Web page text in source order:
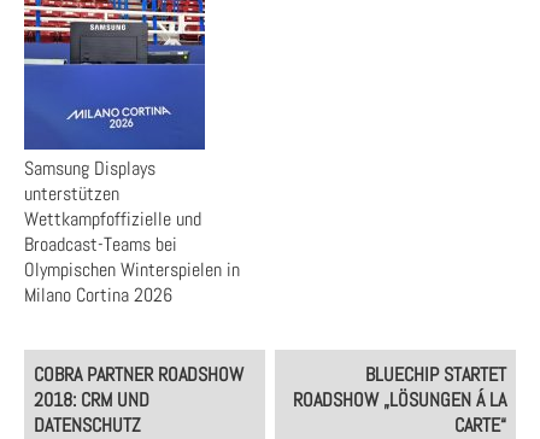
Samsung Displays
unterstützen
Wettkampfoffizielle und
Broadcast-Teams bei
Olympischen Winterspielen in
Milano Cortina 2026
Post
navigation
COBRA PARTNER ROADSHOW
2018: CRM UND
DATENSCHUTZ
BLUECHIP STARTET
ROADSHOW „LÖSUNGEN Á LA
CARTE“